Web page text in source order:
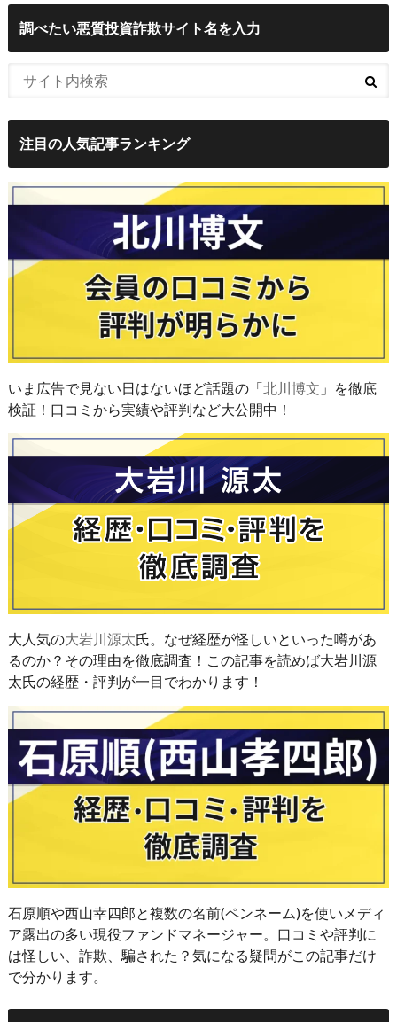
調べたい悪質投資詐欺サイト名を入力
注目の人気記事ランキング
いま広告で見ない日はないほど話題の「北川博文 」を徹底
検証！口コミから実績や評判など大公開中！
大人気の大岩川源太氏。なぜ経歴が怪しいといった噂があ
るのか？その理由を徹底調査！この記事を読めば大岩川源
太氏の経歴・評判が一目でわかります！
石原順や西山幸四郎と複数の名前(ペンネーム)を使いメディ
ア露出の多い現役ファンドマネージャー。口コミや評判に
は怪しい、詐欺、騙された？気になる疑問がこの記事だけ
で分かります。